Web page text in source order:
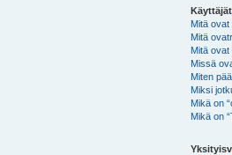
Mitä ovat
Mitä
Mitä
Missä
Miten
Miksi
Mikä on
Mikä on